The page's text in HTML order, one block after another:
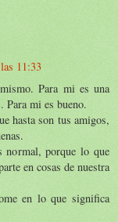
11:33
Para mi es una
Para mi es bueno.
hasta son tus amigos,
normal, porque lo que
en cosas de nuestra
en lo que significa